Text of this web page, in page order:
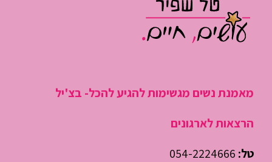
מאמנת נשים מגשימות להגיע להכל- בצ'יל
הרצאות לארגונים
טל: 054-2224666